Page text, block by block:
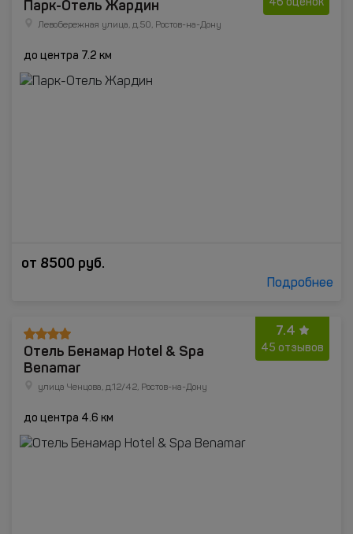
46 оценок
Парк-Отель Жардин
Левобережная улица, д.50, Ростов-на-Дону
до центра 7.2 км
от 8500 руб.
Подробнее
7.4
45 отзывов
Отель Бенамар Hotel & Spa
Benamar
улица Ченцова, д.12/42, Ростов-на-Дону
до центра 4.6 км